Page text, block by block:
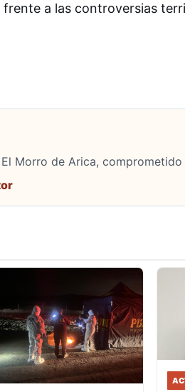
a las controversias
Morro de Arica,